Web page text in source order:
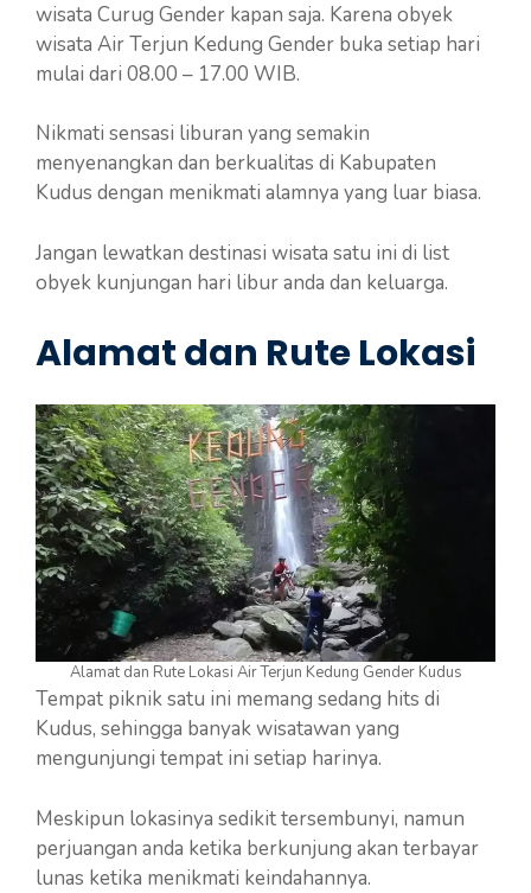
wisata Curug Gender kapan saja. Karena obyek
wisata Air Terjun Kedung Gender buka setiap hari
mulai dari 08.00 – 17.00 WIB.
Nikmati sensasi liburan yang semakin
menyenangkan dan berkualitas di Kabupaten
Kudus dengan menikmati alamnya yang luar biasa.
Jangan lewatkan destinasi wisata satu ini di list
obyek kunjungan hari libur anda dan keluarga.
Alamat dan Rute Lokasi
Alamat dan Rute Lokasi Air Terjun Kedung Gender Kudus
Tempat piknik satu ini memang sedang hits di
Kudus, sehingga banyak wisatawan yang
mengunjungi tempat ini setiap harinya.
Meskipun lokasinya sedikit tersembunyi, namun
perjuangan anda ketika berkunjung akan terbayar
lunas ketika menikmati keindahannya.